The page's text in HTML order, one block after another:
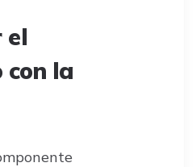
el
con la